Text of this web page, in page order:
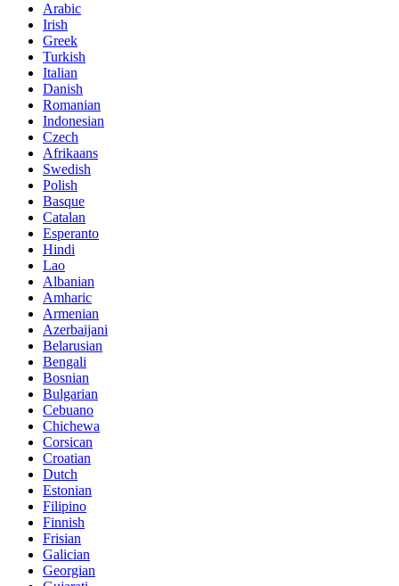
Arabic
Irish
Greek
Turkish
Italian
Danish
Romanian
Indonesian
Czech
Afrikaans
Swedish
Polish
Basque
Catalan
Esperanto
Hindi
Lao
Albanian
Amharic
Armenian
Azerbaijani
Belarusian
Bengali
Bosnian
Bulgarian
Cebuano
Chichewa
Corsican
Croatian
Dutch
Estonian
Filipino
Finnish
Frisian
Galician
Georgian